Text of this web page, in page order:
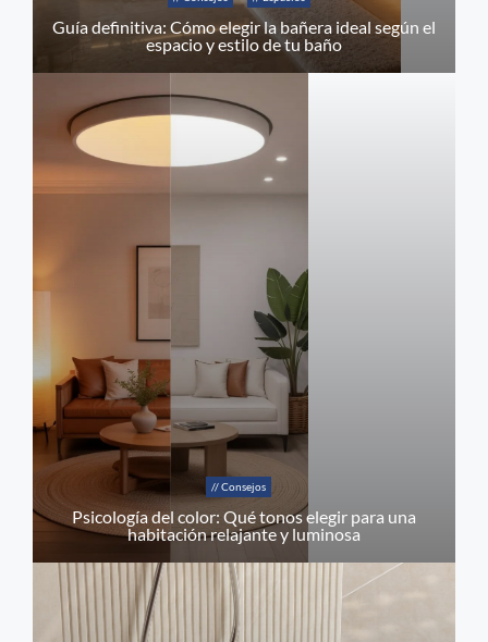
Guía definitiva: Cómo elegir la bañera ideal según el
espacio y estilo de tu baño
// Consejos
Psicología del color: Qué tonos elegir para una
habitación relajante y luminosa